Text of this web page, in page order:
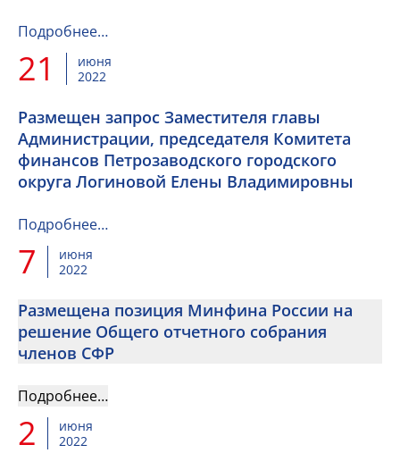
Подробнее…
21
июня
2022
Размещен запрос Заместителя главы
Администрации, председателя Комитета
финансов Петрозаводского городского
округа Логиновой Елены Владимировны
Подробнее…
7
июня
2022
Размещена позиция Минфина России на
решение Общего отчетного собрания
членов СФР
Подробнее…
2
июня
2022